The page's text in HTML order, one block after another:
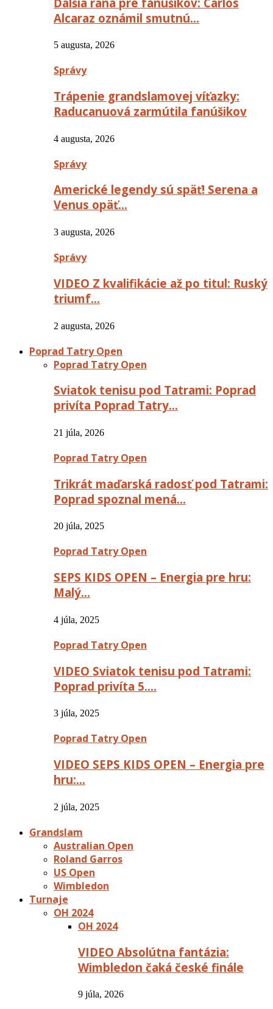
Alcaraz oznámil smutnú…
5 augusta, 2026
Správy
Trápenie grandslamovej víťazky:
Raducanuová zarmútila fanúšikov
4 augusta, 2026
Správy
Americké legendy sú späť! Serena a
Venus opäť…
3 augusta, 2026
Správy
VIDEO Z kvalifikácie až po titul: Ruský
triumf…
2 augusta, 2026
Poprad Tatry Open
Poprad Tatry Open
Sviatok tenisu pod Tatrami: Poprad
privíta Poprad Tatry…
21 júla, 2026
Poprad Tatry Open
Trikrát maďarská radosť pod Tatrami:
Poprad spoznal mená…
20 júla, 2025
Poprad Tatry Open
SEPS KIDS OPEN – Energia pre hru:
Malý…
4 júla, 2025
Poprad Tatry Open
VIDEO Sviatok tenisu pod Tatrami:
Poprad privíta 5….
3 júla, 2025
Poprad Tatry Open
VIDEO SEPS KIDS OPEN – Energia pre
hru:…
2 júla, 2025
Grandslam
Australian Open
Roland Garros
US Open
Wimbledon
Turnaje
OH 2024
OH 2024
VIDEO Absolútna fantázia:
Wimbledon čaká české finále
9 júla, 2026